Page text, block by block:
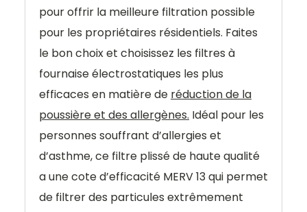
pour offrir la meilleure filtration possible
pour les propriétaires résidentiels. Faites
le bon choix et choisissez les filtres à
fournaise électrostatiques les plus
efficaces en matière de réduction de la
poussière et des allergènes. Idéal pour les
personnes souffrant d’allergies et
d’asthme, ce filtre plissé de haute qualité
a une cote d’efficacité MERV 13 qui permet
de filtrer des particules extrêmement